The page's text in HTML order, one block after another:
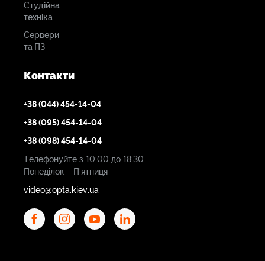
Студійна
техніка
Сервери
та ПЗ
Контакти
+38 (044) 454-14-04
+38 (095) 454-14-04
+38 (098) 454-14-04
Телефонуйте з 10:00 до 18:30
Понеділок – П'ятниця
video@opta.kiev.ua